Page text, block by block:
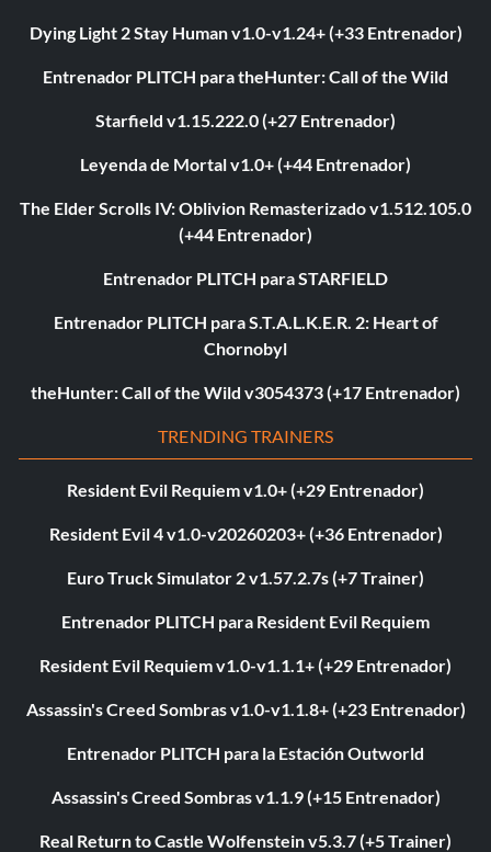
Dying Light 2 Stay Human v1.0-v1.24+ (+33 Entrenador)
Entrenador PLITCH para theHunter: Call of the Wild
Starfield v1.15.222.0 (+27 Entrenador)
Leyenda de Mortal v1.0+ (+44 Entrenador)
The Elder Scrolls IV: Oblivion Remasterizado v1.512.105.0
(+44 Entrenador)
Entrenador PLITCH para STARFIELD
Entrenador PLITCH para S.T.A.L.K.E.R. 2: Heart of
Chornobyl
theHunter: Call of the Wild v3054373 (+17 Entrenador)
TRENDING TRAINERS
Resident Evil Requiem v1.0+ (+29 Entrenador)
Resident Evil 4 v1.0-v20260203+ (+36 Entrenador)
Euro Truck Simulator 2 v1.57.2.7s (+7 Trainer)
Entrenador PLITCH para Resident Evil Requiem
Resident Evil Requiem v1.0-v1.1.1+ (+29 Entrenador)
Assassin's Creed Sombras v1.0-v1.1.8+ (+23 Entrenador)
Entrenador PLITCH para la Estación Outworld
Assassin's Creed Sombras v1.1.9 (+15 Entrenador)
Real Return to Castle Wolfenstein v5.3.7 (+5 Trainer)